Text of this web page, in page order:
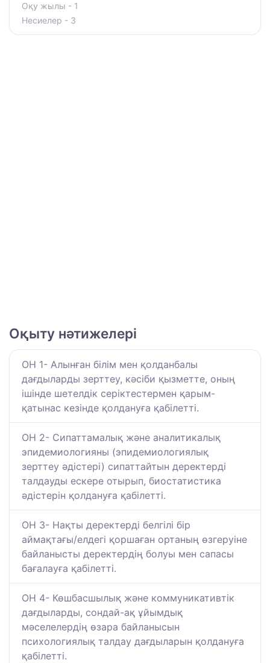
Оқу жылы - 1
Несиелер - 3
Оқыту нәтижелері
ОН 1- Алынған білім мен қолданбалы
дағдыларды зерттеу, кәсіби қызметте, оның
ішінде шетелдік серіктестермен қарым-
қатынас кезінде қолдануға қабілетті.
ОН 2- Сипаттамалық және аналитикалық
эпидемиологияны (эпидемиологиялық
зерттеу әдістері) сипаттайтын деректерді
талдауды ескере отырып, биостатистика
әдістерін қолдануға қабілетті.
ОН 3- Нақты деректерді белгілі бір
аймақтағы/елдегі қоршаған ортаның өзгеруіне
байланысты деректердің болуы мен сапасы
бағалауға қабілетті.
ОН 4- Көшбасшылық және коммуникативтік
дағдыларды, сондай-ақ ұйымдық
мәселелердің өзара байланысын
психологиялық талдау дағдыларын қолдануға
қабілетті.